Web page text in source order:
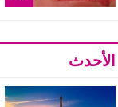
الأحدث